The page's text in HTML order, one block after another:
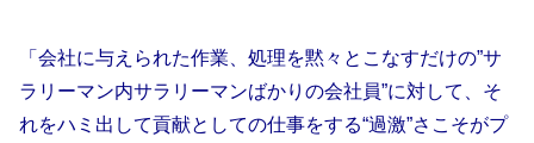
「会社に与えられた作業、処理を黙々とこなすだけの”サ
ラリーマン内サラリーマンばかりの会社員”に対して、そ
れをハミ出して貢献としての仕事をする“過激”さこそがプ